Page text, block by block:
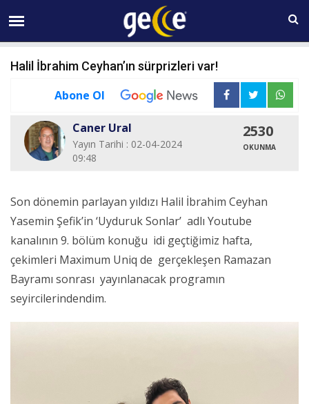
07 AĞUSTOS Cuma 10:07
Halil İbrahim Ceyhan’ın sürprizleri var!
Abone Ol
Caner Ural
Yayın Tarihi : 02-04-2024
09:48
2530
OKUNMA
Son dönemin parlayan yıldızı Halil İbrahim Ceyhan
Yasemin Şefik’in ‘Uyduruk Sonlar’ adlı Youtube
kanalının 9. bölüm konuğu idi geçtiğimiz hafta,
çekimleri Maximum Uniq de gerçekleşen Ramazan
Bayramı sonrası yayınlanacak programın
seyircilerindendim.